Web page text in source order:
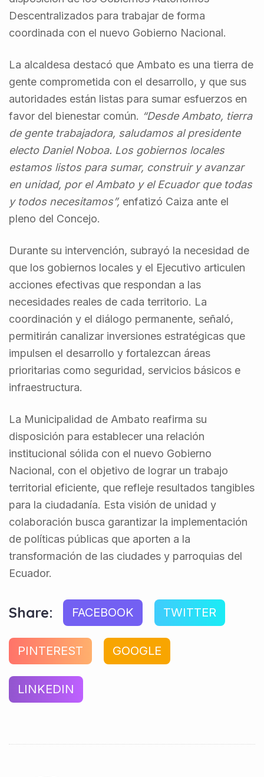
Descentralizados para trabajar de forma
coordinada con el nuevo Gobierno Nacional.
La alcaldesa destacó que Ambato es una tierra de
gente comprometida con el desarrollo, y que sus
autoridades están listas para sumar esfuerzos en
favor del bienestar común. “Desde Ambato, tierra
de gente trabajadora, saludamos al presidente
electo Daniel Noboa. Los gobiernos locales
estamos listos para sumar, construir y avanzar
en unidad, por el Ambato y el Ecuador que todas
y todos necesitamos”, enfatizó Caiza ante el
pleno del Concejo.
Durante su intervención, subrayó la necesidad de
que los gobiernos locales y el Ejecutivo articulen
acciones efectivas que respondan a las
necesidades reales de cada territorio. La
coordinación y el diálogo permanente, señaló,
permitirán canalizar inversiones estratégicas que
impulsen el desarrollo y fortalezcan áreas
prioritarias como seguridad, servicios básicos e
infraestructura.
La Municipalidad de Ambato reafirma su
disposición para establecer una relación
institucional sólida con el nuevo Gobierno
Nacional, con el objetivo de lograr un trabajo
territorial eficiente, que refleje resultados tangibles
para la ciudadanía. Esta visión de unidad y
colaboración busca garantizar la implementación
de políticas públicas que aporten a la
transformación de las ciudades y parroquias del
Ecuador.
Share: FACEBOOK TWITTER
PINTEREST GOOGLE
LINKEDIN